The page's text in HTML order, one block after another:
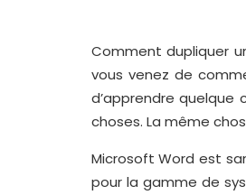
Comment dupliquer
vous venez de
d’apprendre
choses. La même
Microsoft Word est
pour la gamme de